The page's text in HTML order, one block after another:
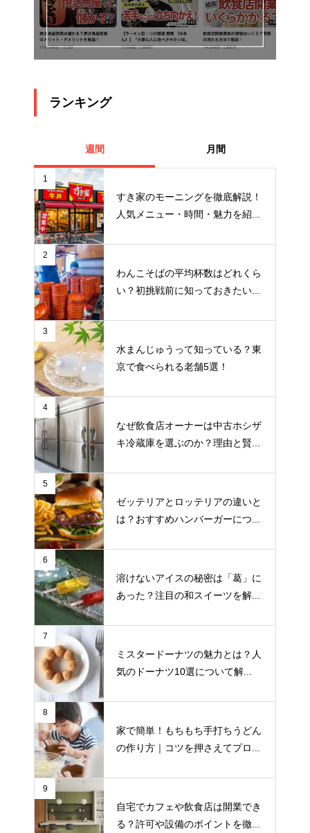
ランキング
週間 月間
1
すき家のモーニングを徹底解説！
人気メニュー・時間・魅力を紹...
2
わんこそばの平均杯数はどれくら
い？初挑戦前に知っておきたい...
3
水まんじゅうって知っている？東
京で食べられる老舗5選！
4
なぜ飲食店オーナーは中古ホシザ
キ冷蔵庫を選ぶのか？理由と賢...
5
ゼッテリアとロッテリアの違いと
は？おすすめハンバーガーにつ...
6
溶けないアイスの秘密は「葛」に
あった？注目の和スイーツを解...
7
ミスタードーナツの魅力とは？人
気のドーナツ10選について解...
8
家で簡単！もちもち手打ちうどん
の作り方｜コツを押さえてプロ...
9
自宅でカフェや飲食店は開業でき
る？許可や設備のポイントを徹...